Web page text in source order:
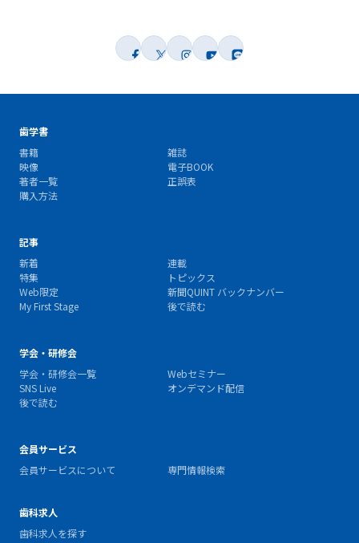
歯学書
書籍
雑誌
映像
電子BOOK
著者一覧
正誤表
購入方法
記事
新着
連載
特集
トピックス
Web限定
新聞QUINT バックナンバー
My First Stage
後で読む
学会・研修会
学会・研修会一覧
Webセミナー
SNS Live
オンデマンド配信
後で読む
会員サービス
会員サービスについて
専門情報検索
歯科求人
歯科求人を探す